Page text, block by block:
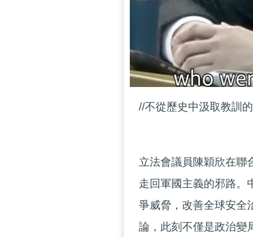
//不從歷史中汲取教訓
立法會議員陳穎欣在聯
走回軍國主義的邪路。
爭威脅，改善全球安全
論，此刻不僅是政治變